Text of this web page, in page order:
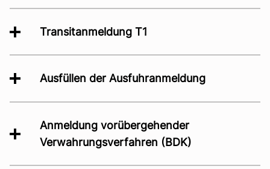
Transitanmeldung T1
Ausfüllen der Ausfuhranmeldung
Anmeldung vorübergehender
Verwahrungsverfahren (BDK)